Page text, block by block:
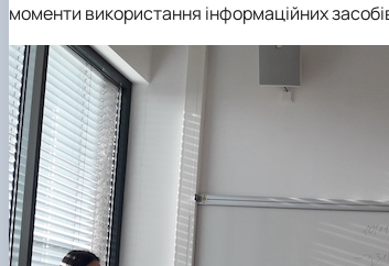
моменти використання інформаційних